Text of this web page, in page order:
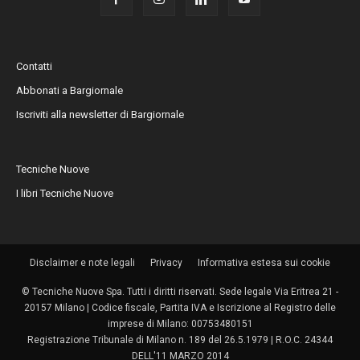
Contatti
Abbonati a Bargiornale
Iscriviti alla newsletter di Bargiornale
Tecniche Nuove
I libri Tecniche Nuove
Disclaimer e note legali Privacy Informativa estesa sui cookie
© Tecniche Nuove Spa. Tutti i diritti riservati. Sede legale Via Eritrea 21 -
20157 Milano | Codice fiscale, Partita IVA e Iscrizione al Registro delle
imprese di Milano: 00753480151
Registrazione Tribunale di Milano n. 189 del 26.5.1979 | R.O.C. 24344
DELL'11 MARZO 2014